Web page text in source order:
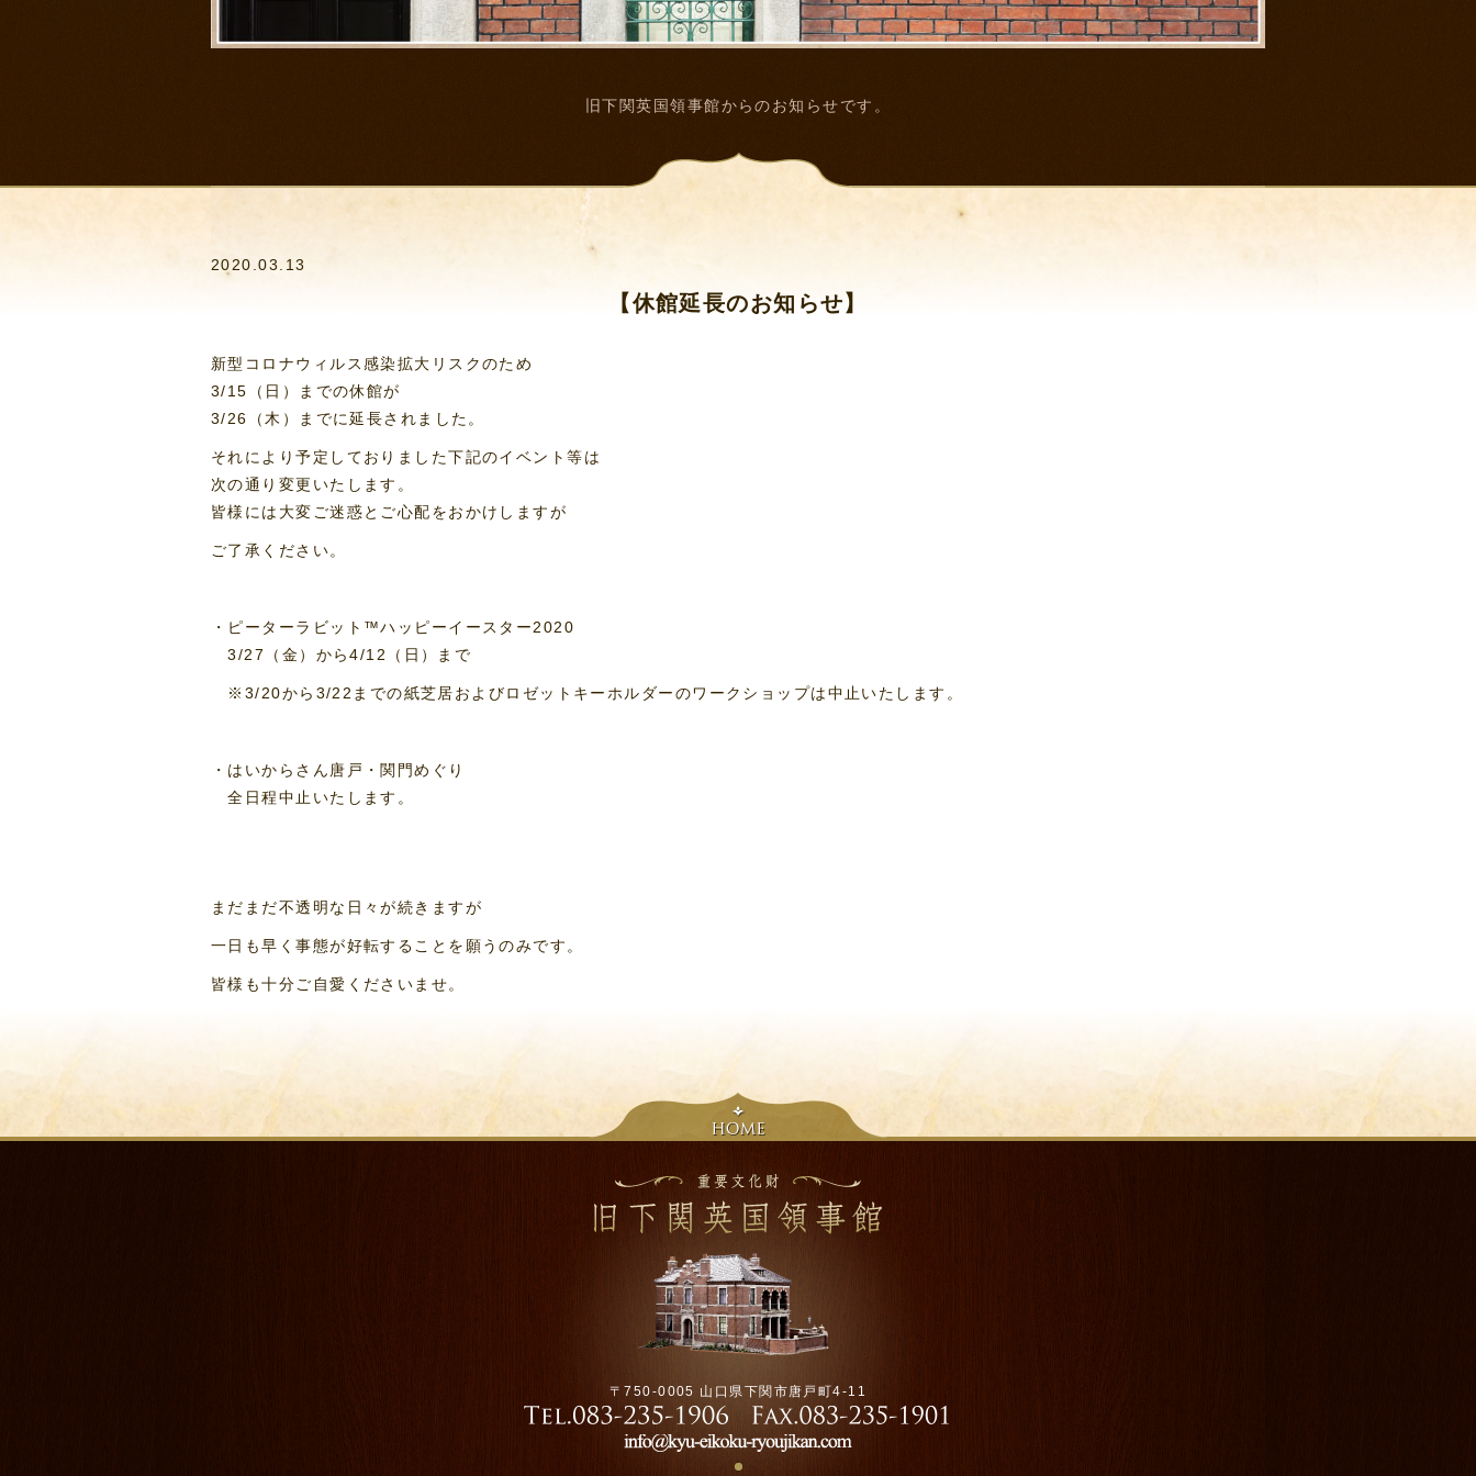
旧下関英国領事館からのお知らせです。
2020.03.13
【休館延長のお知らせ】
新型コロナウィルス感染拡大リスクのため
3/15（日）までの休館が
3/26（木）までに延長されました。
それにより予定しておりました下記のイベント等は
次の通り変更いたします。
皆様には大変ご迷惑とご心配をおかけしますが
ご了承ください。
・ピーターラビット™ハッピーイースター2020
3/27（金）から4/12（日）まで
※3/20から3/22までの紙芝居およびロゼットキーホルダーのワークショップは中止いたします。
・はいからさん唐戸・関門めぐり
全日程中止いたします。
まだまだ不透明な日々が続きますが
一日も早く事態が好転することを願うのみです。
皆様も十分ご自愛くださいませ。
〒750-0005 山口県下関市唐戸町4-11